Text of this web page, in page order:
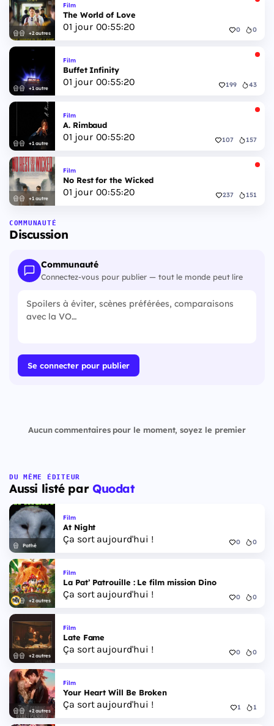
+2 autres
Film
The World of Love
01 jour 00:55:19 0 0
+1 autre
Film
Buffet Infinity
01 jour 00:55:19 199 43
+1 autre
Film
A. Rimbaud
01 jour 00:55:19 107 157
+1 autre
Film
No Rest for the Wicked
01 jour 00:55:19 237 151
COMMUNAUTÉ
Discussion
Communauté
Connectez-vous pour publier — tout le monde peut lire
Se connecter pour publier
Aucun commentaires pour le moment, soyez le premier
DU MÊME ÉDITEUR
Aussi listé par Quodat
Pathé
Film
At Night
Ça sort aujourd'hui ! 0 0
+2 autres
Film
La Pat’ Patrouille : Le film mission Dino
Ça sort aujourd'hui ! 0 0
+2 autres
Film
Late Fame
Ça sort aujourd'hui ! 0 0
+2 autres
Film
Your Heart Will Be Broken
Ça sort aujourd'hui ! 1 1